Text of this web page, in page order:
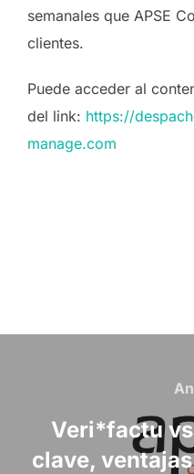
semanales que APSE
clientes.
Puede acceder al
del link: https://
manage.com
entradas
Veri*factu
clave,